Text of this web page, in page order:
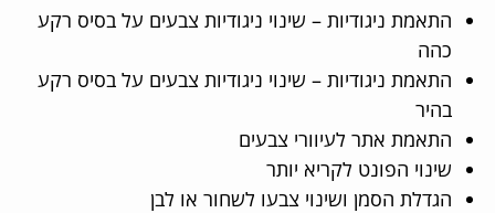
התאמת ניגודיות – שינוי ניגודיות צבעים על בסיס רקע
כהה
התאמת ניגודיות – שינוי ניגודיות צבעים על בסיס רקע
בהיר
התאמת אתר לעיוורי צבעים
שינוי הפונט לקריא יותר
הגדלת הסמן ושינוי צבעו לשחור או לבן